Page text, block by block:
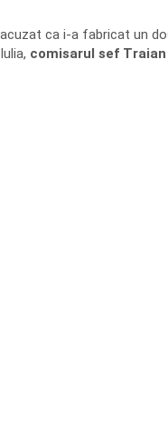
acuzat ca i-a fabricat un
Iulia, comisarul sef